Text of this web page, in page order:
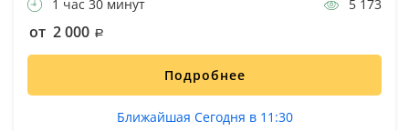
1 час 30 минут
5 173
от 2 000
Подробнее
Ближайшая Сегодня в 11:30